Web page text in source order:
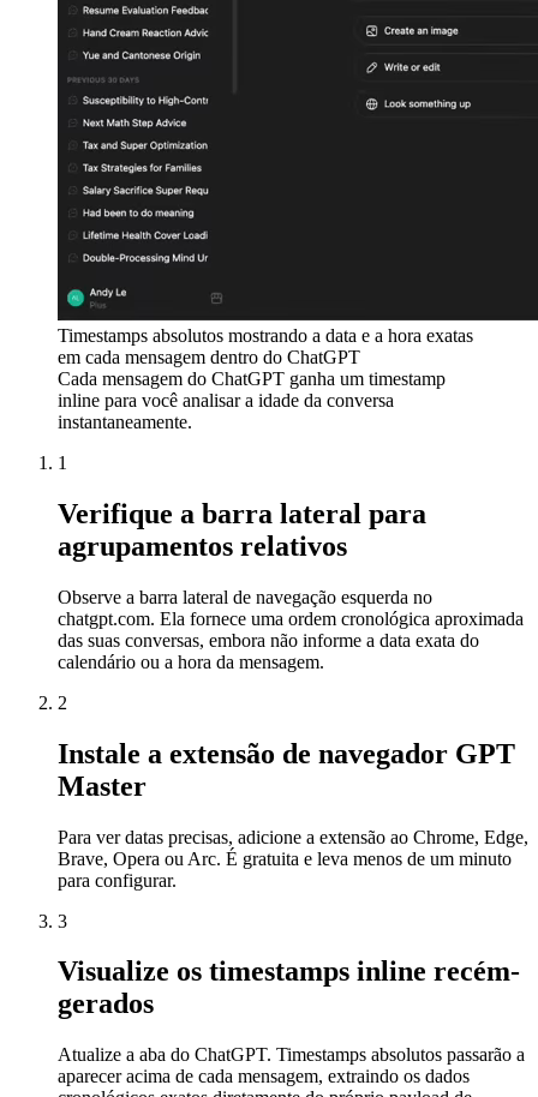
Timestamps absolutos mostrando a data e a hora exatas
em cada mensagem dentro do ChatGPT
Cada mensagem do ChatGPT ganha um timestamp
inline para você analisar a idade da conversa
instantaneamente.
1
Verifique a barra lateral para
agrupamentos relativos
Observe a barra lateral de navegação esquerda no
chatgpt.com. Ela fornece uma ordem cronológica aproximada
das suas conversas, embora não informe a data exata do
calendário ou a hora da mensagem.
2
Instale a extensão de navegador GPT
Master
Para ver datas precisas, adicione a extensão ao Chrome, Edge,
Brave, Opera ou Arc. É gratuita e leva menos de um minuto
para configurar.
3
Visualize os timestamps inline recém-
gerados
Atualize a aba do ChatGPT. Timestamps absolutos passarão a
aparecer acima de cada mensagem, extraindo os dados